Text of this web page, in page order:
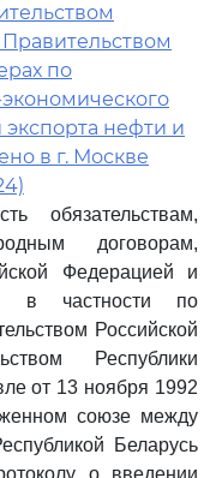
по
экспорта нефти и
в г. Москве
обязательствам,
договорам,
Федерацией и
и в частности по
Российской
Республики
от 13 ноября 1992
союзе между
Беларусь
о введении